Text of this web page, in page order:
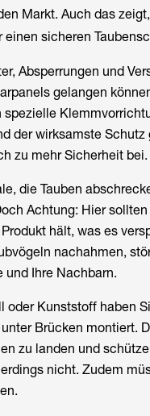
Markt. Auch das
einen sicheren
Absperrungen und
gelangen
spezielle
der wirksamste
zu mehr Sicherheit bei.
die Tauben
Achtung: Hier
hält, was es
nachahmen,
und Ihre Nachbarn.
oder Kunststoff haben
Brücken montiert.
zu landen und
nicht. Zudem